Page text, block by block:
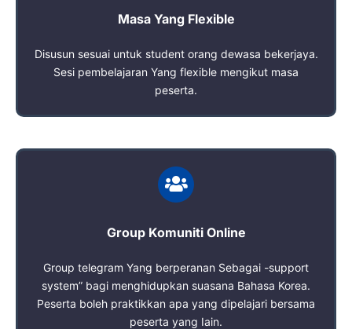
Masa Yang Flexible
Disusun sesuai untuk student orang dewasa bekerjaya.
Sesi pembelajaran Yang flexible mengikut masa
peserta.
Group Komuniti Online
Group telegram Yang berperanan Sebagai -support
system” bagi menghidupkan suasana Bahasa Korea.
Peserta boleh praktikkan apa yang dipelajari bersama
peserta yang Iain.